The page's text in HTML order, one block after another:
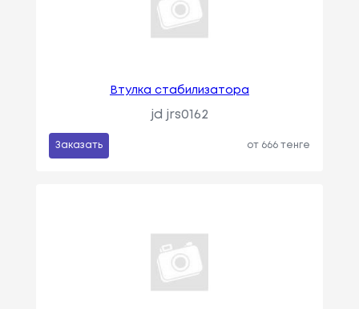
Втулка стабилизатора
jd jrs0162
Заказать от 666 тенге